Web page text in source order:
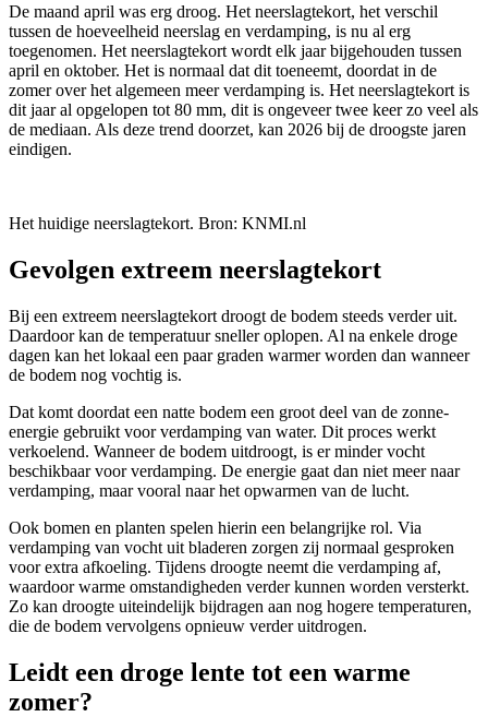
De maand april was erg droog. Het neerslagtekort, het verschil
tussen de hoeveelheid neerslag en verdamping, is nu al erg
toegenomen. Het neerslagtekort wordt elk jaar bijgehouden tussen
april en oktober. Het is normaal dat dit toeneemt, doordat in de
zomer over het algemeen meer verdamping is. Het neerslagtekort is
dit jaar al opgelopen tot 80 mm, dit is ongeveer twee keer zo veel als
de mediaan. Als deze trend doorzet, kan 2026 bij de droogste jaren
eindigen.
Het huidige neerslagtekort. Bron: KNMI.nl
Gevolgen extreem neerslagtekort
Bij een extreem neerslagtekort droogt de bodem steeds verder uit.
Daardoor kan de temperatuur sneller oplopen. Al na enkele droge
dagen kan het lokaal een paar graden warmer worden dan wanneer
de bodem nog vochtig is.
Dat komt doordat een natte bodem een groot deel van de zonne-
energie gebruikt voor verdamping van water. Dit proces werkt
verkoelend. Wanneer de bodem uitdroogt, is er minder vocht
beschikbaar voor verdamping. De energie gaat dan niet meer naar
verdamping, maar vooral naar het opwarmen van de lucht.
Ook bomen en planten spelen hierin een belangrijke rol. Via
verdamping van vocht uit bladeren zorgen zij normaal gesproken
voor extra afkoeling. Tijdens droogte neemt die verdamping af,
waardoor warme omstandigheden verder kunnen worden versterkt.
Zo kan droogte uiteindelijk bijdragen aan nog hogere temperaturen,
die de bodem vervolgens opnieuw verder uitdrogen.
Leidt een droge lente tot een warme
zomer?